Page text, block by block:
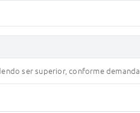
ser superior, conforme demanda.